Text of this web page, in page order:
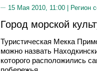
15 Мая 2010, 11:00 | Регион
Город морской
Туристическая Мекка
можно назвать
которого расположились